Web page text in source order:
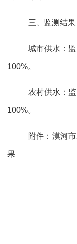
三、监测结果
城市供水：
100%。
农村供水：
100%。
附件：漠河市
果